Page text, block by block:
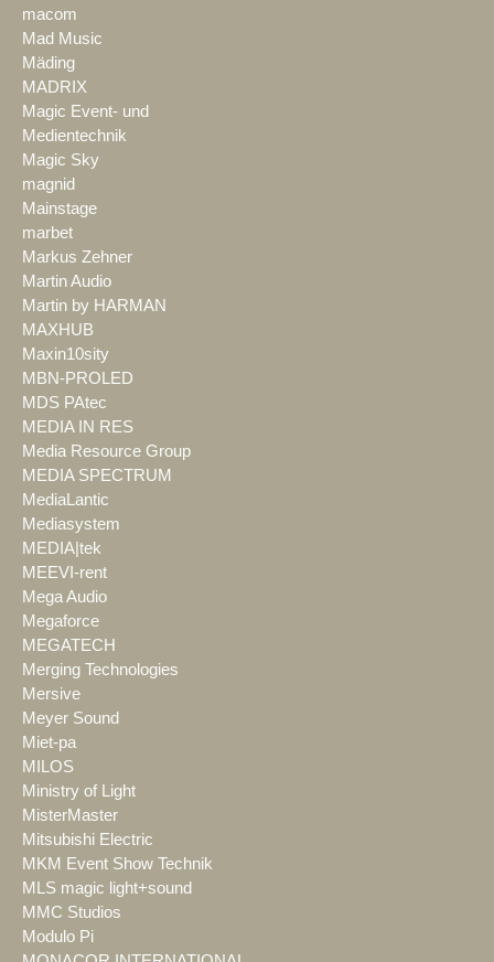
macom
Mad Music
Mäding
MADRIX
Magic Event- und
Medientechnik
Magic Sky
magnid
Mainstage
marbet
Markus Zehner
Martin Audio
Martin by HARMAN
MAXHUB
Maxin10sity
MBN-PROLED
MDS PAtec
MEDIA IN RES
Media Resource Group
MEDIA SPECTRUM
MediaLantic
Mediasystem
MEDIA|tek
MEEVI-rent
Mega Audio
Megaforce
MEGATECH
Merging Technologies
Mersive
Meyer Sound
Miet-pa
MILOS
Ministry of Light
MisterMaster
Mitsubishi Electric
MKM Event Show Technik
MLS magic light+sound
MMC Studios
Modulo Pi